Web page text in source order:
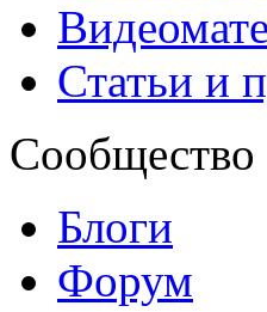
Статьи и
Сообщество
Блоги
Форум